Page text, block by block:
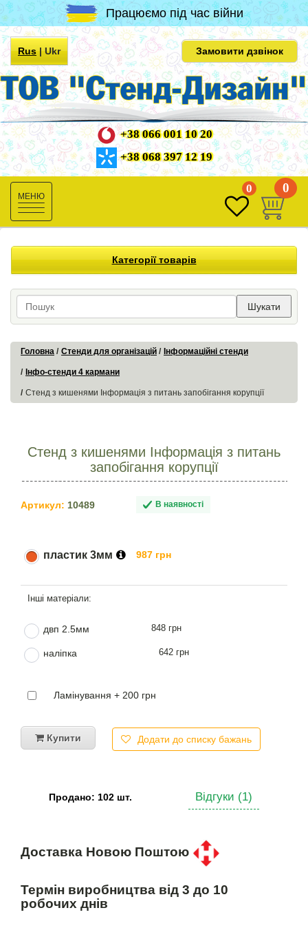
Працюємо під час війни
Rus|Ukr Замовити дзвінок
+38 066 001 10 20
+38 068 397 12 19
Toggle
navigation
0 0
Категорії товарів
Шукати
Головна Стенди для організацій Інформаційні стенди
Інфо-стенди 4 кармани
Стенд з кишенями Інформація з питань запобігання корупції
Стенд з кишенями Інформація з питань
запобігання корупції
Артикул: 10489 В наявності
пластик 3мм 987 грн
двп 2.5мм 848 грн
наліпка 642 грн
Ламінування + 200 грн
Купити Додати до списку бажань
Продано: 102 шт. Відгуки (1)
Доставка Новою Поштою
Термін виробництва від 3 до 10
робочих днів